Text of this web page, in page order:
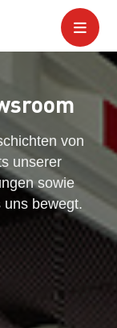
von
unserer
sowie
uns bewegt.